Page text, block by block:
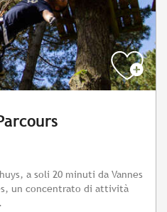
a soli 20 minuti da Vannes
un concentrato di attività